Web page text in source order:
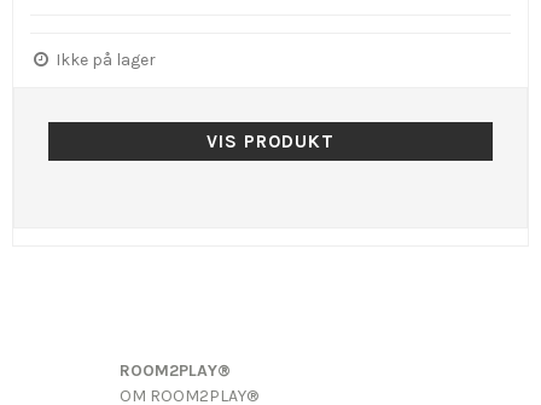
Ikke på lager
VIS PRODUKT
ROOM2PLAY®
OM ROOM2PLAY®